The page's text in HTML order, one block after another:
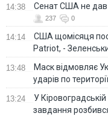
14:38 Сенат США не дав
237 0
14:14
США щомісяця
Patriot, -
13:48
Маск відмовляє
ударів по
13:24
У
завдання